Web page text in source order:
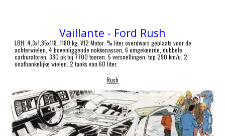
Vaillante - Ford Rush
LBH: 4,3x1,85x118. 1180 kg, V12 Motor. % liter overdwars geplaats voor de
achterwielen. 4 bovenliggende nokkenassen, 6 omgekeerde, dubbele
carburatoren. 380 pk bij 7700 toeren. 5 versnellingen. top 290 km/u. 2
onafhankelijke wielen. 2 tanks van 60 liter.
Rush